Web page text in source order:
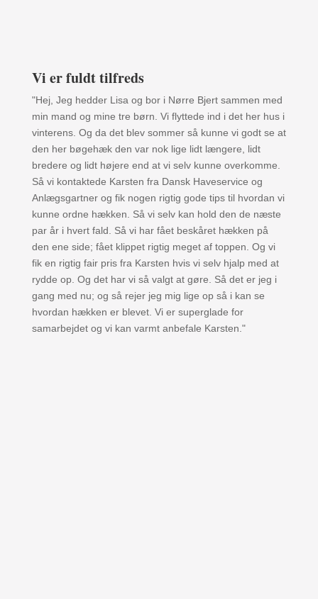
Vi er fuldt tilfreds
"Hej, Jeg hedder Lisa og bor i Nørre Bjert sammen med
min mand og mine tre børn. Vi flyttede ind i det her hus i
vinterens. Og da det blev sommer så kunne vi godt se at
den her bøgehæk den var nok lige lidt længere, lidt
bredere og lidt højere end at vi selv kunne overkomme.
Så vi kontaktede Karsten fra Dansk Haveservice og
Anlægsgartner og fik nogen rigtig gode tips til hvordan vi
kunne ordne hækken. Så vi selv kan hold den de næste
par år i hvert fald. Så vi har fået beskåret hækken på
den ene side; fået klippet rigtig meget af toppen. Og vi
fik en rigtig fair pris fra Karsten hvis vi selv hjalp med at
rydde op. Og det har vi så valgt at gøre. Så det er jeg i
gang med nu; og så rejer jeg mig lige op så i kan se
hvordan hækken er blevet. Vi er superglade for
samarbejdet og vi kan varmt anbefale Karsten."